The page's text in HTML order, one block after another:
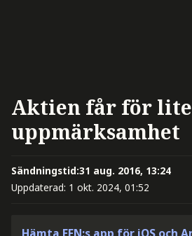
Aktien får för lite
uppmärksamhet
Sändningstid:31 aug. 2016, 13:24
Uppdaterad: 1 okt. 2024, 01:52